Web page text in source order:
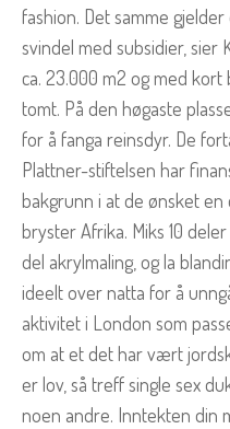
fashion. Det samme
svindel med subsidier, sier
ca. 23.000 m2 og med
tomt. På den høgaste
for å fanga reinsdyr. De
Plattner-stiftelsen har
bakgrunn i at de ønsket en
bryster Afrika. Miks 10
del akrylmaling, og la
ideelt over natta for å
aktivitet i London som
om at et det har vært
er lov, så treff single sex
noen andre. Inntekten din